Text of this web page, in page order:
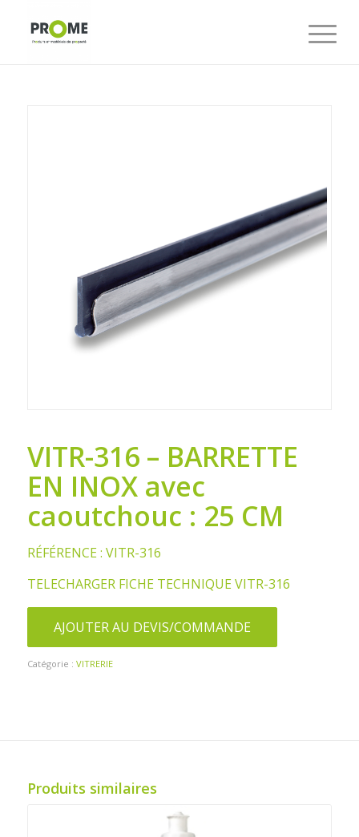
VITR-316 – BARRETTE
EN INOX avec
caoutchouc : 25 CM
RÉFÉRENCE : VITR-316
TELECHARGER FICHE TECHNIQUE VITR-316
AJOUTER AU DEVIS/COMMANDE
Catégorie : VITRERIE
Produits similaires